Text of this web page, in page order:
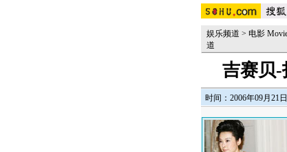
娱乐频道 > 电影
道
吉赛贝-
时间：2006年09月21